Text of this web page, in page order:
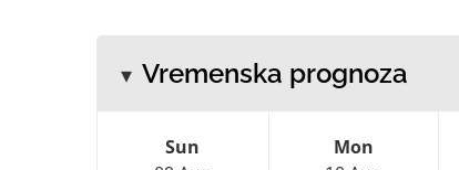
Vremenska prognoza
Sun
Mon